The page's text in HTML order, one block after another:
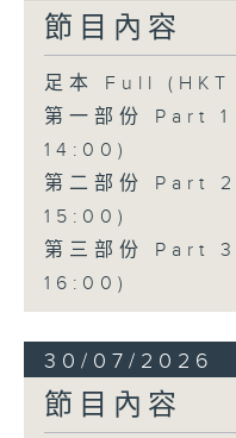
節目內容
足本 Full
第一部份 Part
14:00)
第二部份 Part
15:00)
第三部份 Part
16:00)
30/07/2026
節目內容